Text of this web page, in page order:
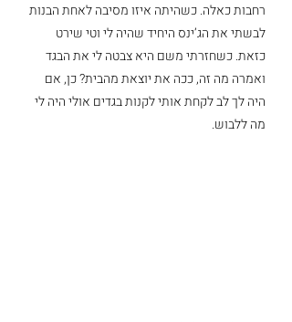
רחבות כאלה. כשהיתה איזו מסיבה לאחת הבנות
לבשתי את הג’ינס היחיד שהיה לי וטי שירט
כזאת. כשחזרתי משם היא צבטה לי את הבגד
ואמרה מה זה, ככה את יוצאת מהבית? כן, אם
היה לך לב לקחת אותי לקנות בגדים אולי היה לי
מה ללבוש.